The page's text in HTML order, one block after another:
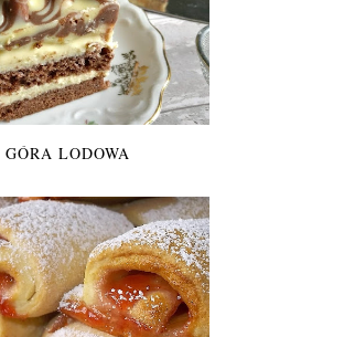
LODOWA